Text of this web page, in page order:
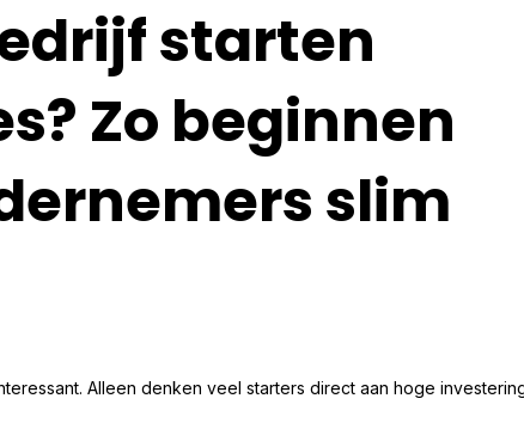
starten
Zo beginnen
slim
Alleen denken veel starters direct aan hoge